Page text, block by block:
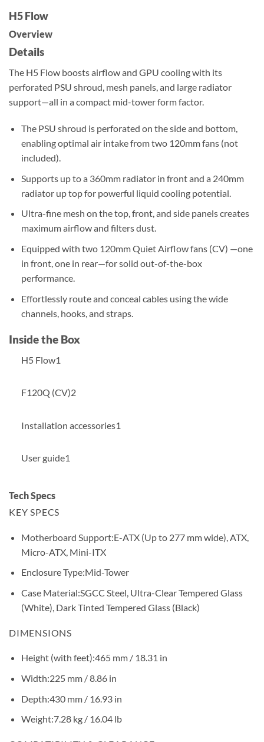
H5 Flow
Overview
Details
The H5 Flow boosts airflow and GPU cooling with its
perforated PSU shroud, mesh panels, and large radiator
support—all in a compact mid-tower form factor.
The PSU shroud is perforated on the side and bottom,
enabling optimal air intake from two 120mm fans (not
included).
Supports up to a 360mm radiator in front and a 240mm
radiator up top for powerful liquid cooling potential.
Ultra-fine mesh on the top, front, and side panels creates
maximum airflow and filters dust.
Equipped with two 120mm Quiet Airflow fans (CV) —one
in front, one in rear—for solid out-of-the-box
performance.
Effortlessly route and conceal cables using the wide
channels, hooks, and straps.
Inside the Box
H5 Flow1
F120Q (CV)2
Installation accessories1
User guide1
Tech Specs
KEY SPECS
Motherboard Support:E-ATX (Up to 277 mm wide), ATX,
Micro-ATX, Mini-ITX
Enclosure Type:Mid-Tower
Case Material:SGCC Steel, Ultra-Clear Tempered Glass
(White), Dark Tinted Tempered Glass (Black)
DIMENSIONS
Height (with feet):465 mm / 18.31 in
Width:225 mm / 8.86 in
Depth:430 mm / 16.93 in
Weight:7.28 kg / 16.04 lb